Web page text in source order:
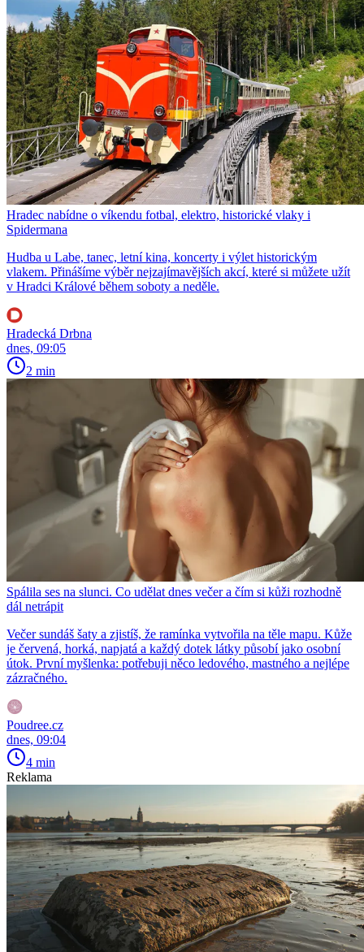
Hradec nabídne o víkendu fotbal, elektro, historické vlaky i
Spidermana
Hudba u Labe, tanec, letní kina, koncerty i výlet historickým
vlakem. Přinášíme výběr nejzajímavějších akcí, které si můžete užít
v Hradci Králové během soboty a neděle.
Hradecká Drbna
dnes, 09:05
2 min
Spálila ses na slunci. Co udělat dnes večer a čím si kůži rozhodně
dál netrápit
Večer sundáš šaty a zjistíš, že ramínka vytvořila na těle mapu. Kůže
je červená, horká, napjatá a každý dotek látky působí jako osobní
útok. První myšlenka: potřebuji něco ledového, mastného a nejlépe
zázračného.
Poudree.cz
dnes, 09:04
4 min
Reklama